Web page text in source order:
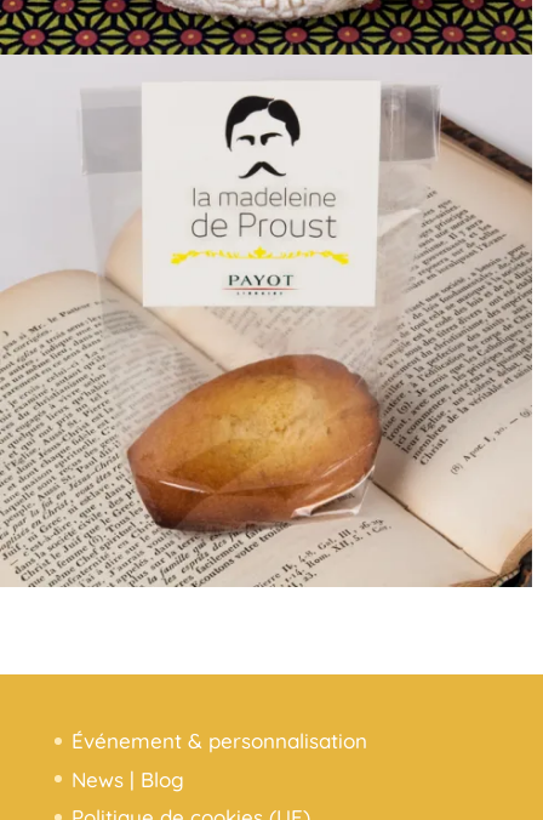
Événement & personnalisation
News | Blog